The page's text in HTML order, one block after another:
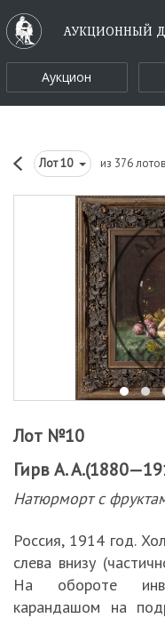
АУКЦИОННЫЙ
Аукцион
Лот10 из 376 лотов
Лот №10
Гирв А.
Натюрморт с
Россия, 1914 год.
слева внизу
На обороте
карандашом на